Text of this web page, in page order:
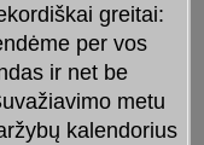
greitai:
per vos
ir net be
metu
kalendorius